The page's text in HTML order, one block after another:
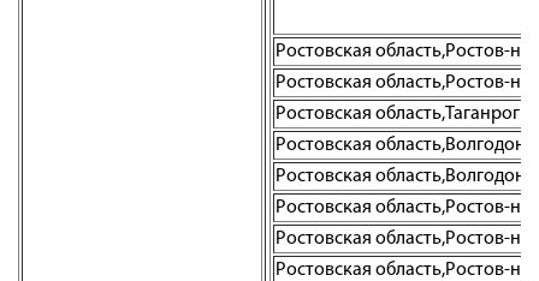
Ростовская область,Ростов-
Ростовская область,Ростов-
Ростовская область,Таганрог
Ростовская
Ростовская
Ростовская область,Ростов-
Ростовская область,Ростов-
Ростовская область,Ростов-